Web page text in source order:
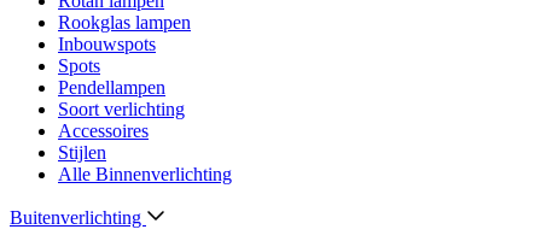
Rookglas lampen
Inbouwspots
Spots
Pendellampen
Soort verlichting
Accessoires
Stijlen
Alle Binnenverlichting
Buitenverlichting